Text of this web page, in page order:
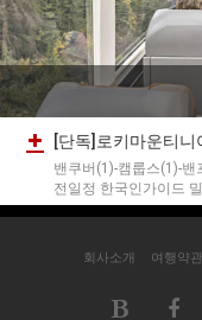
[단독]로키마운티
밴쿠버(1)-캠룹스(1)-밴
전일정 한국인가이드
회사소개 여행약관